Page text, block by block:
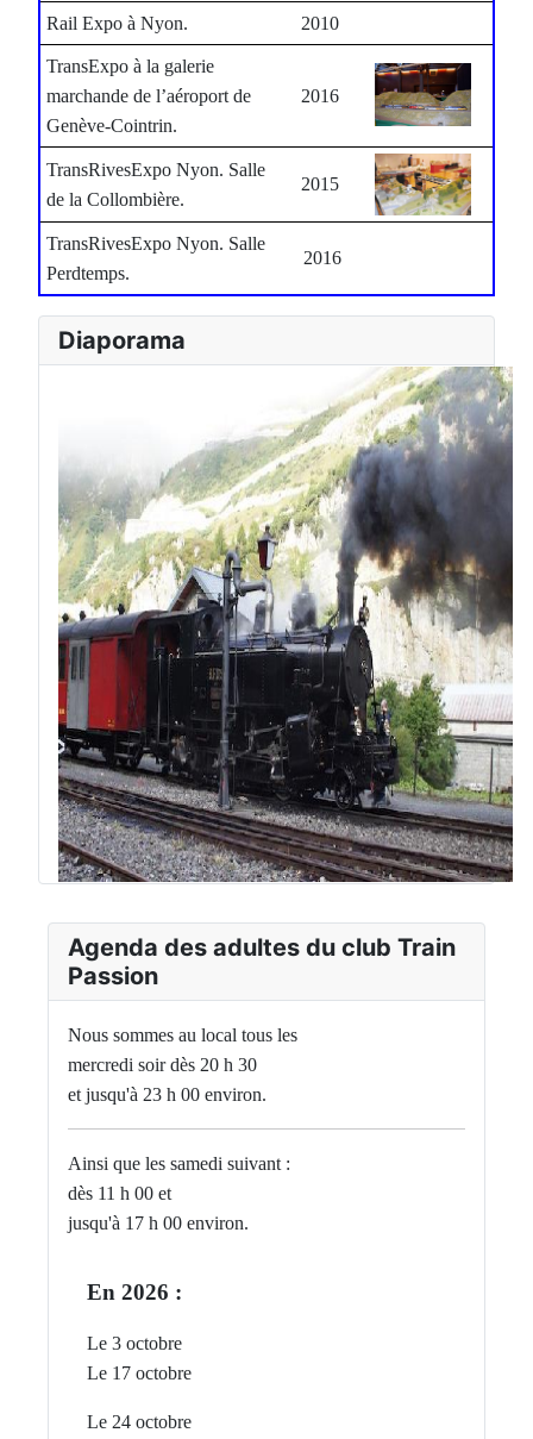
Rail Expo à Nyon. 2010
TransExpo à la galerie
marchande de l’aéroport de
Genève-Cointrin.
2016
TransRivesExpo Nyon. Salle
de la Collombière.
2015
TransRivesExpo Nyon. Salle
Perdtemps.
2016
Diaporama
Agenda des adultes du club Train
Passion
Nous sommes au local tous les
mercredi soir dès 20 h 30
et jusqu'à 23 h 00 environ.
Ainsi que les samedi suivant :
dès 11 h 00 et
jusqu'à 17 h 00 environ.
En 2026 :
Le 3 octobre
Le 17 octobre
Le 24 octobre